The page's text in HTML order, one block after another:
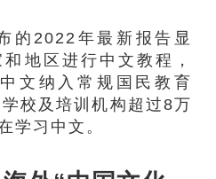
2022年最新报告显
地区进行中文教程，
文纳入常规国民教育
校及培训机构超过8万
学习中文。